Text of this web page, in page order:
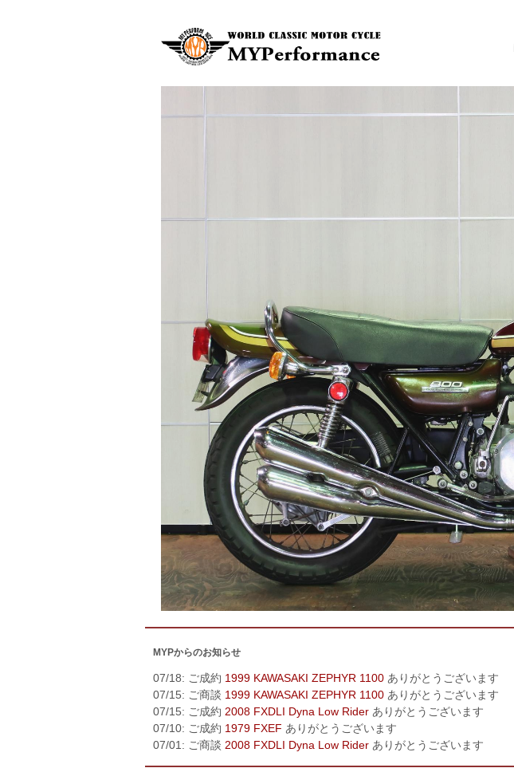
MYPからのお知らせ
07/18: ご成約 1999 KAWASAKI ZEPHYR 1100 ありがとうございます
07/15: ご商談 1999 KAWASAKI ZEPHYR 1100 ありがとうございます
07/15: ご成約 2008 FXDLI Dyna Low Rider ありがとうございます
07/10: ご成約 1979 FXEF ありがとうございます
07/01: ご商談 2008 FXDLI Dyna Low Rider ありがとうございます